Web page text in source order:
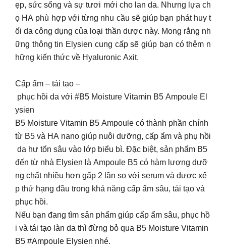
ẹp, sức sống và sự tươi mới cho lan da. Nhưng lựa ch
ọ HA phù hợp với từng nhu cầu sẽ giúp bạn phát huy t
ối da công dụng của loại thần dược này. Mong rằng nh
ững thông tin Elysien cung cấp sẽ giúp bạn có thêm n
hững kiến thức về Hyaluronic Axit.
Cấp ẩm – tái tạo –
phục hồi da với #B5 Moisture Vitamin B5 Ampoule El
ysien
B5 Moisture Vitamin B5 Ampoule có thành phần chính
từ B5 và HA nano giúp nuôi dưỡng, cấp ẩm và phụ hồi
da hư tổn sâu vào lớp biểu bì. Đặc biệt, sản phẩm B5
đến từ nhà Elysien là Ampoule B5 có hàm lượng dưỡ
ng chất nhiều hơn gấp 2 lần so với serum và được xế
p thứ hạng đầu trong khả năng cấp ẩm sâu, tái tạo và
phục hồi.
Nếu bạn đang tìm sản phẩm giúp cấp ẩm sâu, phục hồ
i và tái tạo làn da thì đừng bỏ qua B5 Moisture Vitamin
B5 #Ampoule Elysien nhé.